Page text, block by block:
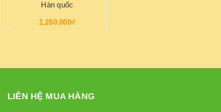
Hàn quốc
1.250.000₫
LIÊN HỆ MUA HÀNG